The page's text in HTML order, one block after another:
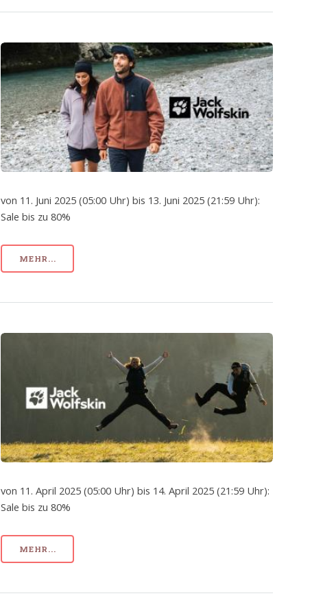
von 11. Juni 2025 (05:00 Uhr) bis 13. Juni 2025 (21:59 Uhr):
Sale bis zu 80%
MEHR...
von 11. April 2025 (05:00 Uhr) bis 14. April 2025 (21:59 Uhr):
Sale bis zu 80%
MEHR...